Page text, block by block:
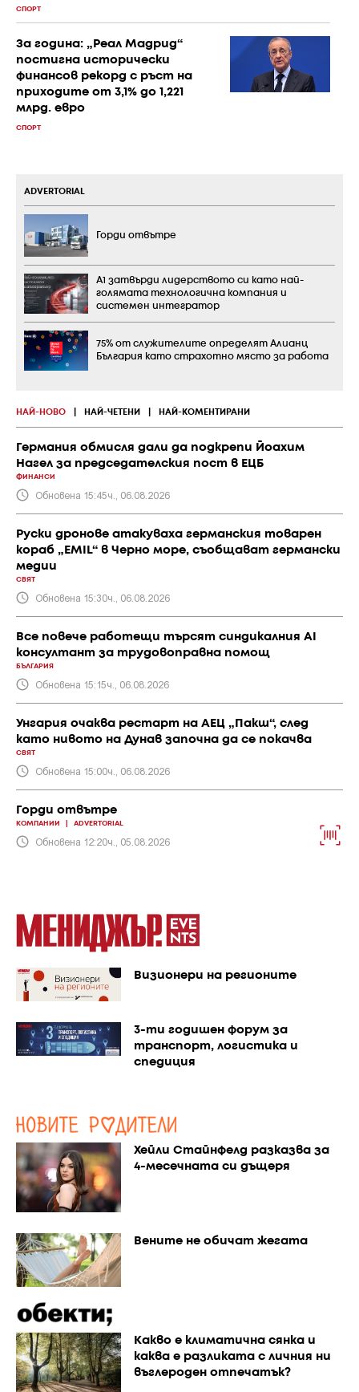
СПОРТ
За година: „Реал Мадрид“
постигна исторически
финансов рекорд с ръст на
приходите от 3,1% до 1,221
млрд. евро
СПОРТ
НАЙ-НОВО НАЙ-ЧЕТЕНИ НАЙ-КОМЕНТИРАНИ
Германия обмисля дали да подкрепи Йоахим
Нагел за председателския пост в ЕЦБ
ФИНАНСИ
Обновена 15:45ч., 06.08.2026
Руски дронове атакуваха германския товарен
кораб „EMIL“ в Черно море, съобщават германски
медии
СВЯТ
Обновена 15:30ч., 06.08.2026
Все повече работещи търсят синдикалния AI
консултант за трудовоправна помощ
БЪЛГАРИЯ
Обновена 15:15ч., 06.08.2026
Унгария очаква рестарт на АЕЦ „Пакш“, след
като нивото на Дунав започна да се покачва
СВЯТ
Обновена 15:00ч., 06.08.2026
Горди отвътре
КОМПАНИИ ADVERTORIAL
Обновена 12:20ч., 05.08.2026
ADVERTORIAL
Горди отвътре
А1 затвърди лидерството си като най-
голямата технологична компания и
системен интегратор
75% от служителите определят Алианц
България като страхотно място за работа
Визионери на регионите
3-ти годишен форум за
транспорт, логистика и
спедиция
Хейли Стайнфелд разказва за
4-месечната си дъщеря
Вените не обичат жегата
Каквo е климатична сянка и
каква е разликата с личния ни
въглероден отпечатък?